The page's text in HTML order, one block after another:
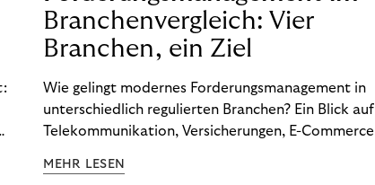
Branchenvergleich: Vier
Branchen, ein Ziel
Wie gelingt modernes Forderungsmanagement in
unterschiedlich regulierten Branchen? Ein Blick auf
Telekommunikation, Versicherungen, E-Commerce
wirksam reduzieren will, braucht keine
MEHR LESEN